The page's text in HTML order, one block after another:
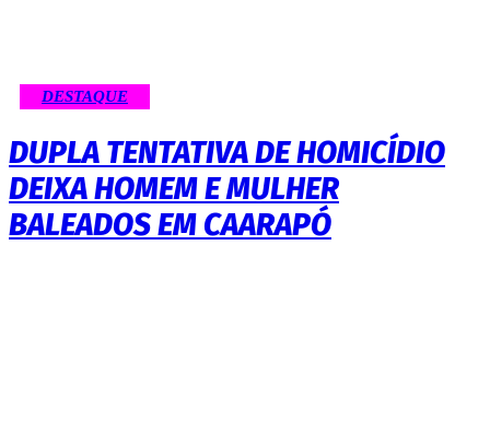
DESTAQUE
DUPLA TENTATIVA DE HOMICÍDIO
DEIXA HOMEM E MULHER
BALEADOS EM CAARAPÓ